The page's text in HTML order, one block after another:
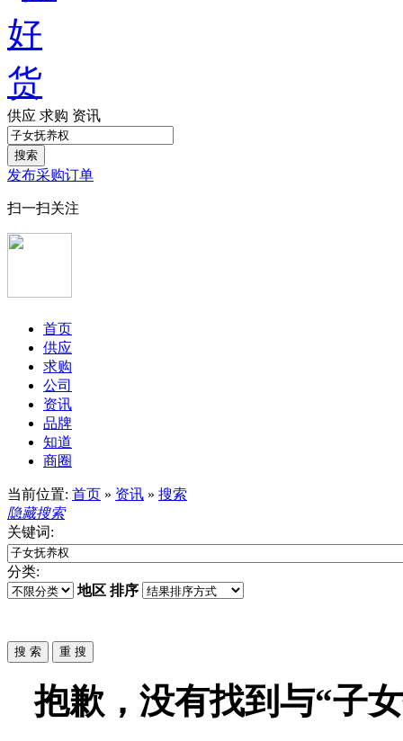
供应 求购 资讯
搜索
发布采购订单
扫一扫关注
首页
供应
求购
公司
资讯
品牌
知道
商圈
当前位置: 首页 » 资讯 » 搜索
隐藏搜索
关键词:
分类:
地区 排序
抱歉，没有找到与“子